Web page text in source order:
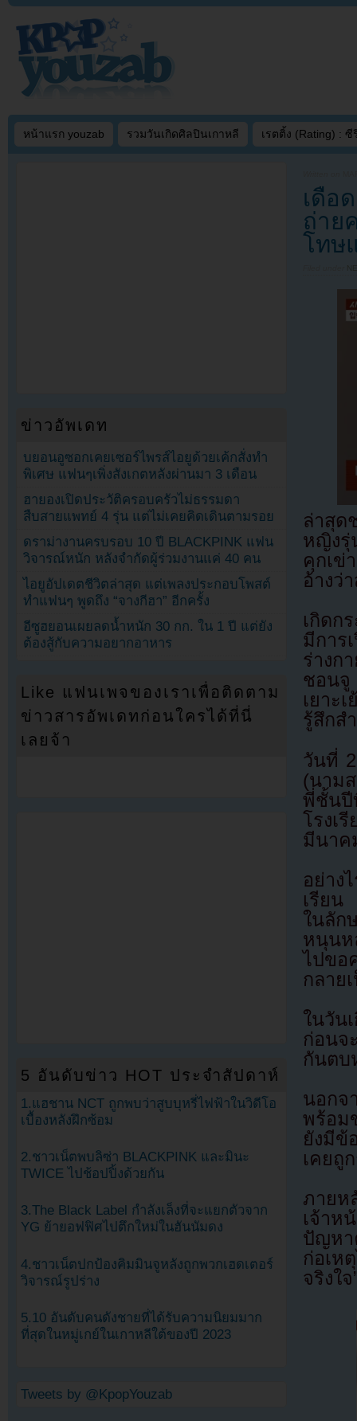
หน้าแรก youzab รวมวันเกิดศิลปินเกาหลี เรตติ้ง (Rating) : ซี
เดือ
ถ่าย
โทษ
ล่าสุด
หญิงรุ่
คุกเข่
อ้างว่
เกิดก
มีการ
ร่างก
ชอนจู
เยาะ
รู้สึกส
วันที่
(นาม
พี่ชั้น
โรงเ
มีนาค
อย่าง
เรียน
ในลัก
หนุนห
ไปขอ
กลาย
ในวัน
ก่อนจ
กันตบ
นอกจ
พร้อม
ยังมีข้
เคยถู
ภายห
เจ้าห
ปัญหา
ก่อเห
จริงใ
ข่าวอัพเดท
บยอนอูซอกเคยเซอร์ไพรส์ไอยูด้วยเค้กสั่งทำ
พิเศษ แฟนๆเพิ่งสังเกตหลังผ่านมา 3 เดือน
ฮายองเปิดประวัติครอบครัวไม่ธรรมดา
สืบสายแพทย์ 4 รุ่น แต่ไม่เคยคิดเดินตามรอย
ดราม่างานครบรอบ 10 ปี BLACKPINK แฟน
วิจารณ์หนัก หลังจำกัดผู้ร่วมงานแค่ 40 คน
ไอยูอัปเดตชีวิตล่าสุด แต่เพลงประกอบโพสต์
ทำแฟนๆ พูดถึง “จางกีฮา” อีกครั้ง
อีซูฮยอนเผยลดน้ำหนัก 30 กก. ใน 1 ปี แต่ยัง
ต้องสู้กับความอยากอาหาร
Like แฟนเพจของเราเพื่อติดตาม
ข่าวสารอัพเดทก่อนใครได้ที่นี่
เลยจ้า
5 อันดับข่าว HOT ประจำสัปดาห์
1.แฮชาน NCT ถูกพบว่าสูบบุหรี่ไฟฟ้าในวิดีโอ
เบื้องหลังฝึกซ้อม
2.ชาวเน็ตพบลิซ่า BLACKPINK และมินะ
TWICE ไปช้อปปิ้งด้วยกัน
3.The Black Label กำลังเล็งที่จะแยกตัวจาก
YG ย้ายอฟฟิศไปตึกใหม่ในฮันนัมดง
4.ชาวเน็ตปกป้องคิมมินจูหลังถูกพวกเฮดเตอร์
วิจารณ์รูปร่าง
5.10 อันดับคนดังชายที่ได้รับความนิยมมาก
ที่สุดในหมู่เกย์ในเกาหลีใต้ของปี 2023
Tweets by @KpopYouzab